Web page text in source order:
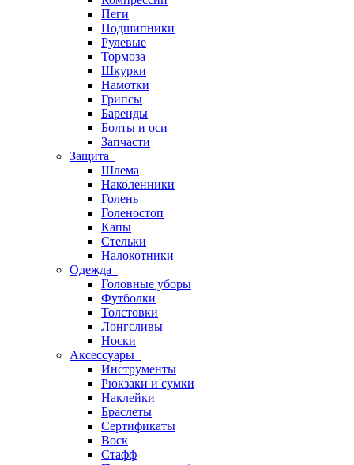
Пеги
Подшипники
Рулевые
Тормоза
Шкурки
Намотки
Грипсы
Баренды
Болты и оси
Запчасти
Защита
Шлема
Наколенники
Голень
Голеностоп
Капы
Стельки
Налокотники
Одежда
Головные уборы
Футболки
Толстовки
Лонгсливы
Носки
Аксессуары
Инструменты
Рюкзаки и сумки
Наклейки
Браслеты
Сертификаты
Воск
Стафф